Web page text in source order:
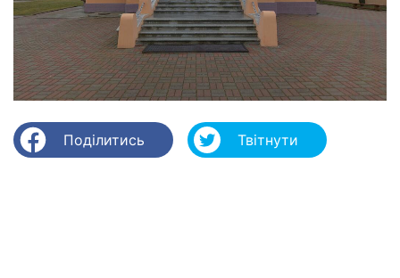
Поділитись Твітнути